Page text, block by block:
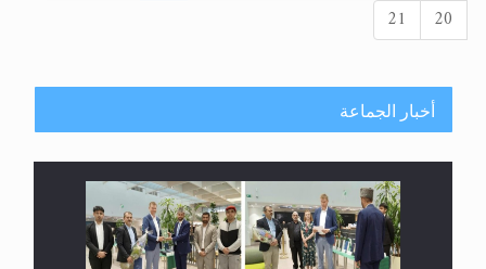
20
21
أخبار الجماعة